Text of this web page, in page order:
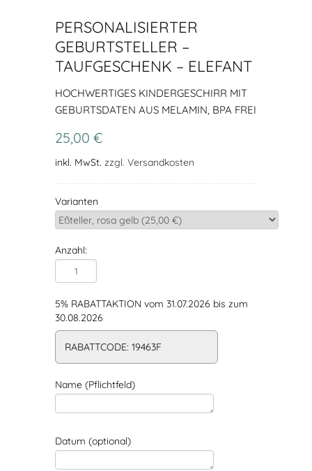
PERSONALISIERTER
GEBURTSTELLER –
TAUFGESCHENK – ELEFANT
HOCHWERTIGES KINDERGESCHIRR MIT
GEBURTSDATEN AUS MELAMIN, BPA FREI
25,00 €
inkl. MwSt. zzgl. Versandkosten
Varianten
Anzahl:
5% RABATTAKTION vom 31.07.2026 bis zum
30.08.2026
RABATTCODE: 19463F
Name (Pflichtfeld)
Datum (optional)